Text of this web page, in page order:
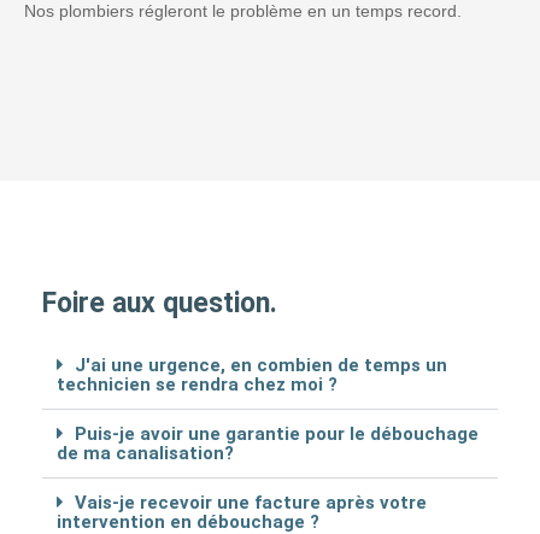
Nos plombiers régleront le problème en un temps record.
Foire aux question.
J'ai une urgence, en combien de temps un
technicien se rendra chez moi ?
Puis-je avoir une garantie pour le débouchage
de ma canalisation?
Vais-je recevoir une facture après votre
intervention en débouchage ?